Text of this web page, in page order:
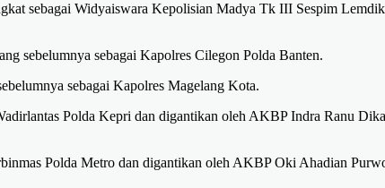
sebagai Widyaiswara Kepolisian Madya Tk III Sespim
sebelumnya sebagai Kapolres Cilegon Polda Banten.
sebagai Kapolres Magelang Kota.
Polda Kepri dan digantikan oleh AKBP Indra Ranu
Polda Metro dan digantikan oleh AKBP Oki Ahadian